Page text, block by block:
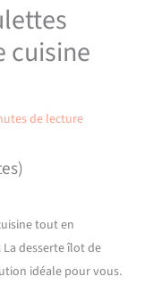
cuisine
de lecture
tout en
desserte îlot de
idéale pour vous.